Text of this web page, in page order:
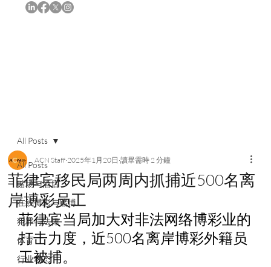
All Posts
赌场与酒店
在线博彩与赌博
犯罪与法律
体育
行业动态
All Posts
菲律宾移民局两周内抓捕近500名离
岸博彩员工
ACN Staff 2025年1月20日 讀畢需時 2 分鐘
菲律宾当局加大对非法网络博彩业的
打击力度，近500名离岸博彩外籍员
工被捕。